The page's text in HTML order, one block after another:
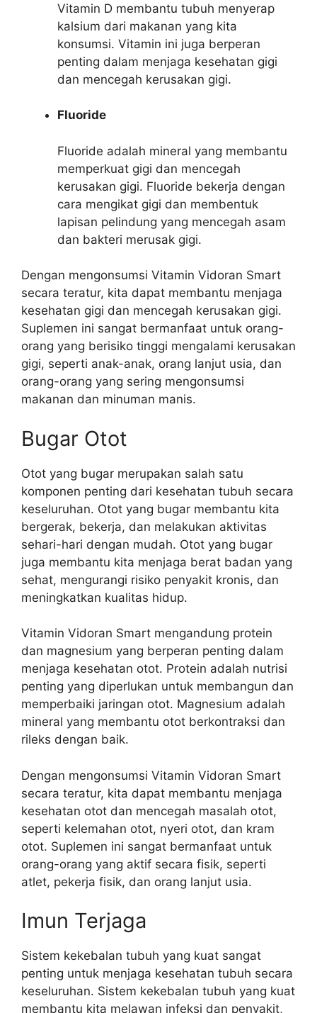
Vitamin D membantu tubuh menyerap
kalsium dari makanan yang kita
konsumsi. Vitamin ini juga berperan
penting dalam menjaga kesehatan gigi
dan mencegah kerusakan gigi.
Fluoride
Fluoride adalah mineral yang membantu
memperkuat gigi dan mencegah
kerusakan gigi. Fluoride bekerja dengan
cara mengikat gigi dan membentuk
lapisan pelindung yang mencegah asam
dan bakteri merusak gigi.
Dengan mengonsumsi Vitamin Vidoran Smart
secara teratur, kita dapat membantu menjaga
kesehatan gigi dan mencegah kerusakan gigi.
Suplemen ini sangat bermanfaat untuk orang-
orang yang berisiko tinggi mengalami kerusakan
gigi, seperti anak-anak, orang lanjut usia, dan
orang-orang yang sering mengonsumsi
makanan dan minuman manis.
Bugar Otot
Otot yang bugar merupakan salah satu
komponen penting dari kesehatan tubuh secara
keseluruhan. Otot yang bugar membantu kita
bergerak, bekerja, dan melakukan aktivitas
sehari-hari dengan mudah. Otot yang bugar
juga membantu kita menjaga berat badan yang
sehat, mengurangi risiko penyakit kronis, dan
meningkatkan kualitas hidup.
Vitamin Vidoran Smart mengandung protein
dan magnesium yang berperan penting dalam
menjaga kesehatan otot. Protein adalah nutrisi
penting yang diperlukan untuk membangun dan
memperbaiki jaringan otot. Magnesium adalah
mineral yang membantu otot berkontraksi dan
rileks dengan baik.
Dengan mengonsumsi Vitamin Vidoran Smart
secara teratur, kita dapat membantu menjaga
kesehatan otot dan mencegah masalah otot,
seperti kelemahan otot, nyeri otot, dan kram
otot. Suplemen ini sangat bermanfaat untuk
orang-orang yang aktif secara fisik, seperti
atlet, pekerja fisik, dan orang lanjut usia.
Imun Terjaga
Sistem kekebalan tubuh yang kuat sangat
penting untuk menjaga kesehatan tubuh secara
keseluruhan. Sistem kekebalan tubuh yang kuat
membantu kita melawan infeksi dan penyakit,